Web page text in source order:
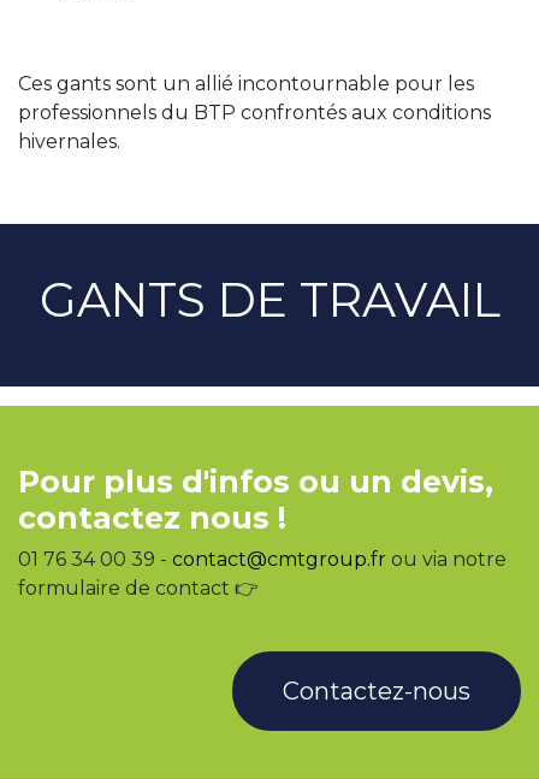
Ces gants sont un allié incontournable pour les
professionnels du BTP confrontés aux conditions
hivernales.
GANTS DE TRAVAIL
Pour plus d'infos ou un devis,
contactez nous !
01 76 34 00 39 - contact@cmtgroup.fr ou via notre
formulaire de contact 👉
Contactez-nous